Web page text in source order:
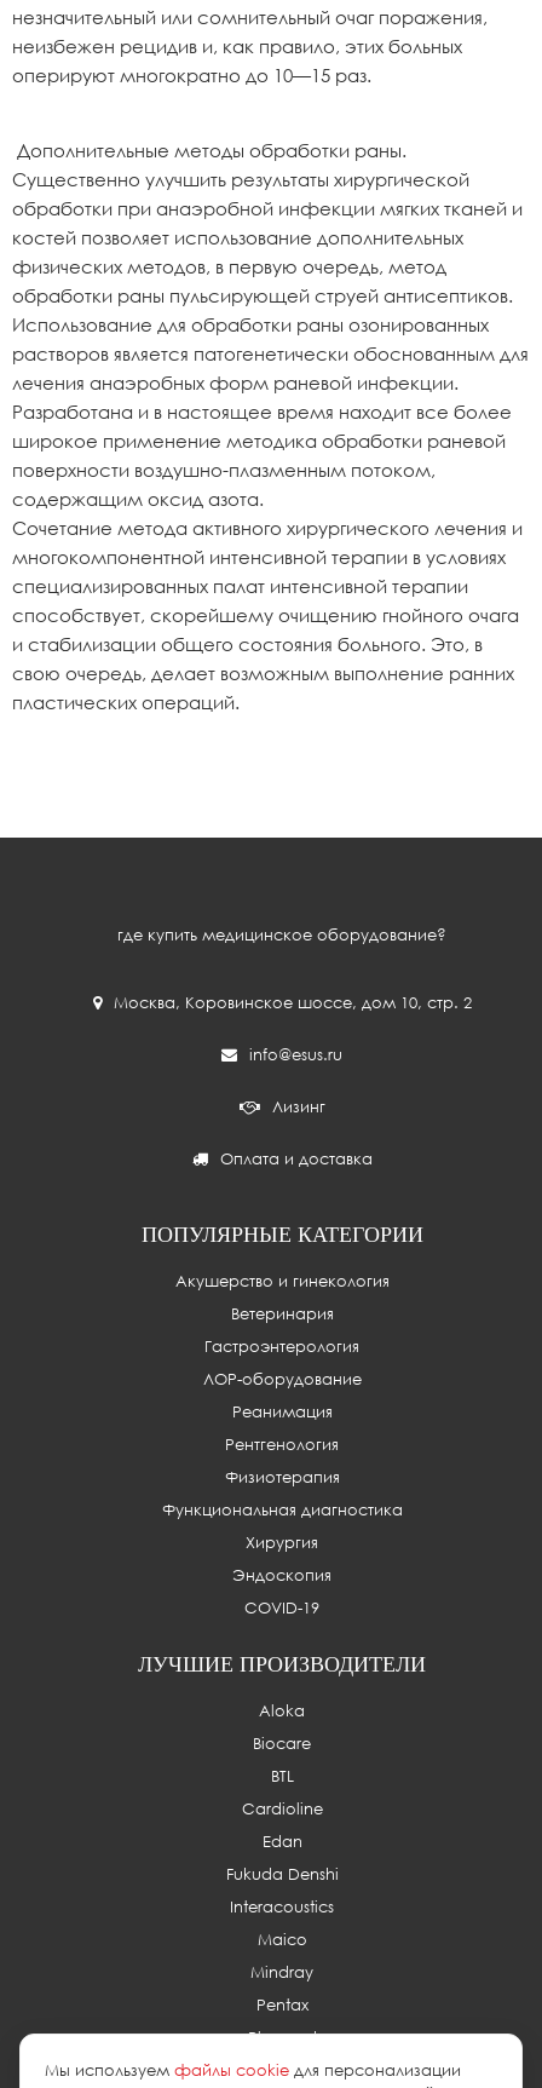
незначительный или сомнительный очаг поражения,
неизбежен рецидив и, как правило, этих больных
оперируют многократно до 10—15 раз.
Дополнительные методы обработки раны.
Существенно улучшить результаты хирургической
обработки при анаэробной инфекции мягких тканей и
костей позволяет использование дополнительных
физических методов, в первую очередь, метод
обработки раны пульсирующей струей антисептиков.
Использование для обработки раны озонированных
растворов является патогенетически обоснованным для
лечения анаэробных форм раневой инфекции.
Разработана и в настоящее время находит все более
широкое применение методика обработки раневой
поверхности воздушно-плазменным потоком,
содержащим оксид азота.
Сочетание метода активного хирургического лечения и
многокомпонентной интенсивной терапии в условиях
специализированных палат интенсивной терапии
способствует, скорейшему очищению гнойного очага
и стабилизации общего состояния больного. Это, в
свою очередь, делает возможным выполнение ранних
пластических операций.
где купить медицинское оборудование?
Москва, Коровинское шоссе, дом 10, стр. 2
info@esus.ru
Лизинг
Оплата и доставка
ПОПУЛЯРНЫЕ КАТЕГОРИИ
Акушерство и гинекология
Ветеринария
Гастроэнтерология
ЛОР-оборудование
Реанимация
Рентгенология
Физиотерапия
Функциональная диагностика
Хирургия
Эндоскопия
COVID-19
ЛУЧШИЕ ПРОИЗВОДИТЕЛИ
Aloka
Biocare
BTL
Cardioline
Edan
Fukuda Denshi
Interacoustics
Maico
Mindray
Pentax
Planmed
Мы используем файлы cookie для персонализации